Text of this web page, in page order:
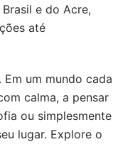
e do Acre,
até
um mundo cada
calma, a pensar
ou simplesmente
lugar. Explore o